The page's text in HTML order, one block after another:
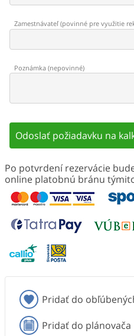
Zamestnávateľ(povinné pre využitie
Poznámka (nepovinné)
Odoslať požiadavku na
Po potvrdení rezervácie
online platobnú bránu
Pridať do
Pridať do plánovača